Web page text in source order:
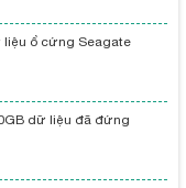
ổ cứng Seagate
dữ liệu đã đứng